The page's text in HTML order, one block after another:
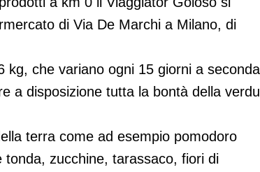
di Via De Marchi a Milano, di
kg, che variano ogni 15 giorni a seconda
a disposizione tutta la bontà della
terra come ad esempio pomodoro
zucchine, tarassaco, fiori di